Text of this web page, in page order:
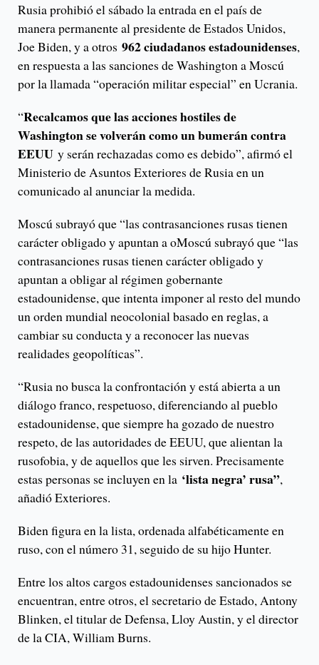
Rusia prohibió el sábado la entrada en el país de
manera permanente al presidente de Estados Unidos,
Joe Biden, y a otros 962 ciudadanos estadounidenses,
en respuesta a las sanciones de Washington a Moscú
por la llamada “operación militar especial” en Ucrania.
“Recalcamos que las acciones hostiles de
Washington se volverán como un bumerán contra
EEUU y serán rechazadas como es debido”, afirmó el
Ministerio de Asuntos Exteriores de Rusia en un
comunicado al anunciar la medida.
Moscú subrayó que “las contrasanciones rusas tienen
carácter obligado y apuntan a oMoscú subrayó que “las
contrasanciones rusas tienen carácter obligado y
apuntan a obligar al régimen gobernante
estadounidense, que intenta imponer al resto del mundo
un orden mundial neocolonial basado en reglas, a
cambiar su conducta y a reconocer las nuevas
realidades geopolíticas”.
“Rusia no busca la confrontación y está abierta a un
diálogo franco, respetuoso, diferenciando al pueblo
estadounidense, que siempre ha gozado de nuestro
respeto, de las autoridades de EEUU, que alientan la
rusofobia, y de aquellos que les sirven. Precisamente
estas personas se incluyen en la ‘lista negra’ rusa”,
añadió Exteriores.
Biden figura en la lista, ordenada alfabéticamente en
ruso, con el número 31, seguido de su hijo Hunter.
Entre los altos cargos estadounidenses sancionados se
encuentran, entre otros, el secretario de Estado, Antony
Blinken, el titular de Defensa, Lloy Austin, y el director
de la CIA, William Burns.